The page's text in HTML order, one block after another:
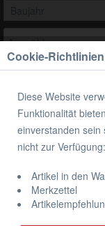
Auswählen
Royal
Cookie-Richtlinien
Diese Website
Funktionalität
einverstanden sein
nicht zur Verfügung:
Artikel in den
Merkzettel